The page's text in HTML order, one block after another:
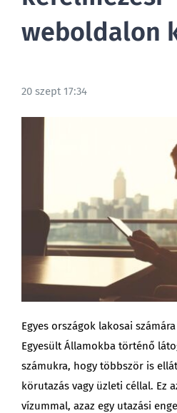
BLOG
weboldalon
20 szept 17:34
Egyes országok lakosai
Egyesült Államokba történő
számukra, hogy többször is
körutazás vagy üzleti céllal. Ez
vízummal, azaz egy utazási